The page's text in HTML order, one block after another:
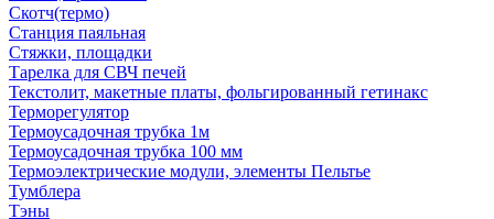
Скотч(термо)
Станция паяльная
Стяжки, площадки
Тарелка для СВЧ печей
Текстолит, макетные платы, фольгированный гетинакс
Терморегулятор
Термоусадочная трубка 1м
Термоусадочная трубка 100 мм
Термоэлектрические модули, элементы Пельтье
Тумблера
Тэны